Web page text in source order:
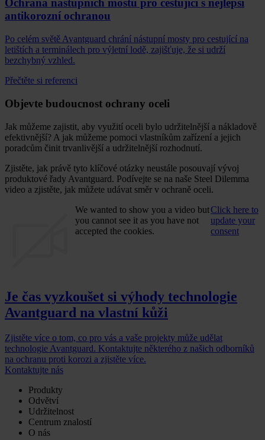
Ochrana nástupních mostů pro cestující s nejlepší
antikorozní ochranou
Po celém světě Avantguard chrání nástupní mosty pro cestující na
letištích a terminálech pro výletní lodě, zajišťuje, že si udrží
bezchybný vzhled.
Přečtěte si referenci
Objevte budoucnost ochrany oceli
Jak můžeme zajistit, aby využití oceli bylo udržitelnější a nákladově
efektivnější? A jak můžeme pomoci vlastníkům zařízení a jejich
poradcům činit trvanlivější a udržitelnější rozhodnutí.
Zjistěte, jak právě tyto klíčové otázky neustále posouvají vývoj
produktové řady Avantguard. Podívejte se na naše Steel Dilemma
video a zjistěte, jak můžete udávat směr v ochraně oceli.
We wanted to show you a video but
you cannot see it as you have not
accepted the cookies.
Click here to
update your
consent
Je čas vyzkoušet si výhody technologie
Avantguard na vlastní kůži
Zjistěte více o tom, co pro vás a vaše projekty může udělat
technologie Avantguard. Kontaktujte některého z našich odborníků
na ochranu proti korozi a zjistěte více.
Kontaktujte nás
Produkty
Odvětví
Udržitelnost
Centrum znalostí
O nás